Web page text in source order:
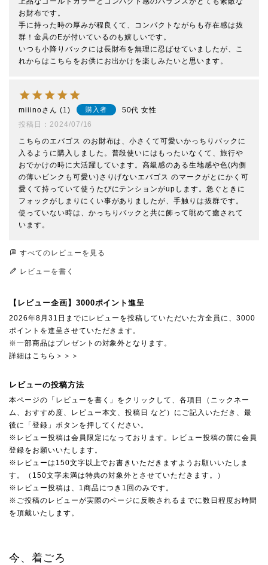
お財布です。
手に持った時の厚みが程良くて、コンパクトながらも存在感は抜
群！金具のEが付いているのも嬉しいです。
いつも小降りバックには長財布を無理に忍ばせていましたが、こ
れからはこちらをお供にお出かけを楽しみたいと思います。
miiino 1 購入者 50代 女性
投稿日
2024/07/16
こちらのエバゴス のお財布は、小さくて可愛いかっちりバックに
入るように購入しました。普段使いにはもったいなくて、旅行や
おでかけの時に大活躍しています。高級感のある生地感や色(内側
の薄いピンクも可愛い)さりげないエバゴス のマークがとにかく可
愛くて持っていて使うたびにテンションがupします。急ぐときに
フォックがしまりにくい事がありましたが、手触りは抜群です。
使っていない時は、かっちりバックと共に飾って眺めて癒されて
います。
すべてのレビューを見る
レビューを書く
【レビュー企画】3000ポイント進呈
2026年8月31日までにレビューを投稿していただいた方全員に、3000
ポイントを進呈させていただきます。
※一部商品はプレゼントの対象外となります。
詳細はこちら＞＞＞
レビューの投稿方法
本ページの「レビューを書く」をクリックして、各項目（ニックネー
ム、おすすめ度、レビュー本文、投稿日 など）にご記入いただき、最
後に「登録」ボタンを押してください。
※レビュー投稿は会員限定になっております。レビュー投稿の前に会員
登録をお願いいたします。
※レビューは150文字以上でお書きいただきますようお願いいたしま
す。（150文字未満は特典の対象外とさせていただきます。）
※レビュー投稿は、1商品につき1回のみです。
※ご投稿のレビューが実際のページに反映されるまでに数日程度お時間
を頂戴いたします。
今、着ごろ